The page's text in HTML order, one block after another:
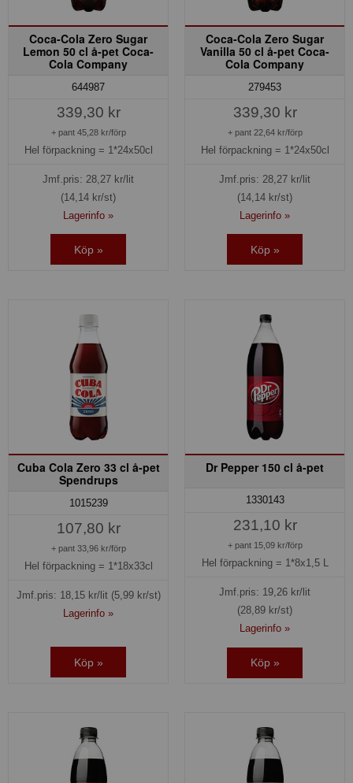
Coca-Cola Zero Sugar
Lemon 50 cl å-pet Coca-
Cola Company
644987
339,30 kr
+ pant 45,28 kr/förp
Hel förpackning = 1*24x50cl
Jmf.pris: 28,27 kr/lit
(14,14 kr/st)
Lagerinfo »
Köp »
Coca-Cola Zero Sugar
Vanilla 50 cl å-pet Coca-
Cola Company
279453
339,30 kr
+ pant 22,64 kr/förp
Hel förpackning = 1*24x50cl
Jmf.pris: 28,27 kr/lit
(14,14 kr/st)
Lagerinfo »
Köp »
Cuba Cola Zero 33 cl å-pet
Spendrups
1015239
107,80 kr
+ pant 33,96 kr/förp
Hel förpackning = 1*18x33cl
Jmf.pris: 18,15kr/lit (5,99 kr/st)
Lagerinfo »
Köp »
Dr Pepper 150 cl å-pet
1330143
231,10 kr
+ pant 15,09 kr/förp
Hel förpackning = 1*8x1,5 L
Jmf.pris: 19,26 kr/lit
(28,89 kr/st)
Lagerinfo »
Köp »